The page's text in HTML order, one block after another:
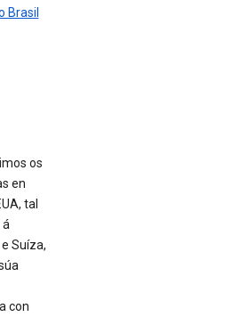
Brasil
os
en
tal
á
Suíza,
con